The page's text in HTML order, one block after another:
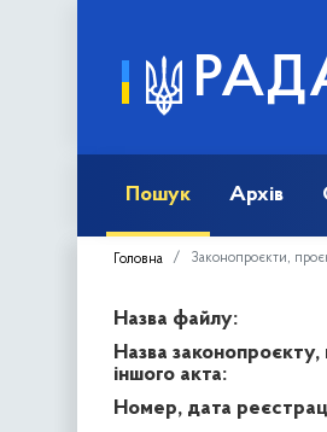
Пошук Архів
Головна Законопроєкти,
Назва файлу:
Назва
іншого акта:
Номер, дата